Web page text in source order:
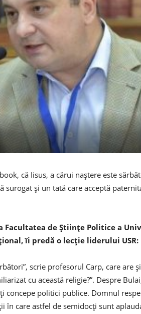
că Iisus, a cărui naştere este
surogat şi un tată care acceptă
Facultatea de Științe Politice a
îi predă o lecție liderului USR:
scrie profesorul Carp, care are
cu această religie?”. Despre
concepe politici publice. Domnul
în care astfel de semidocți sunt